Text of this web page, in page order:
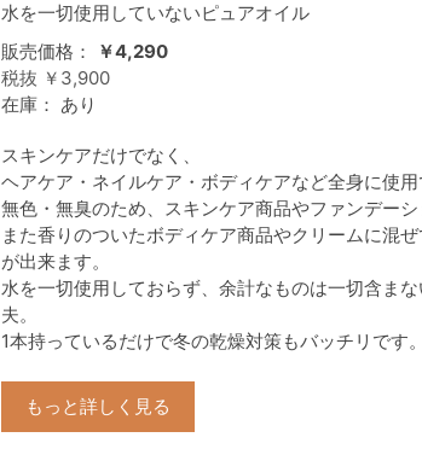
水を一切使用していないピュアオイル
販売価格：
￥4,290
税抜 ￥3,900
在庫： あり
スキンケアだけでなく、
ヘアケア・ネイルケア・ボディケアなど全身に使用
無色・無臭のため、スキンケア商品やファンデー
また香りのついたボディケア商品やクリームに混
が出来ます。
水を一切使用しておらず、余計なものは一切含ま
夫。
1本持っているだけで冬の乾燥対策もバッチリです。
もっと詳しく見る